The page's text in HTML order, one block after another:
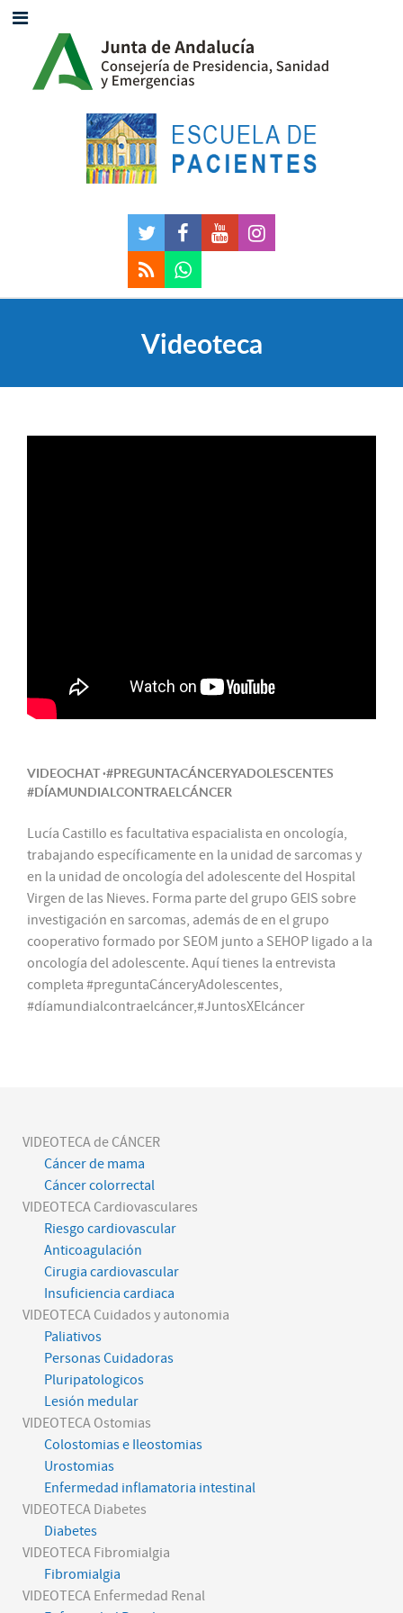
Videoteca
VIDEOCHAT ·#PREGUNTACÁNCERYADOLESCENTES
#DÍAMUNDIALCONTRAELCÁNCER
Lucía Castillo es facultativa espacialista en oncología,
trabajando específicamente en la unidad de sarcomas y
en la unidad de oncología del adolescente del Hospital
Virgen de las Nieves. Forma parte del grupo GEIS sobre
investigación en sarcomas, además de en el grupo
cooperativo formado por SEOM junto a SEHOP ligado a la
oncología del adolescente. Aquí tienes la entrevista
completa #preguntaCánceryAdolescentes,
#díamundialcontraelcáncer,#JuntosXElcáncer
VIDEOTECA de CÁNCER
Cáncer de mama
Cáncer colorrectal
VIDEOTECA Cardiovasculares
Riesgo cardiovascular
Anticoagulación
Cirugia cardiovascular
Insuficiencia cardiaca
VIDEOTECA Cuidados y autonomia
Paliativos
Personas Cuidadoras
Pluripatologicos
Lesión medular
VIDEOTECA Ostomias
Colostomias e Ileostomias
Urostomias
Enfermedad inflamatoria intestinal
VIDEOTECA Diabetes
Diabetes
VIDEOTECA Fibromialgia
Fibromialgia
VIDEOTECA Enfermedad Renal